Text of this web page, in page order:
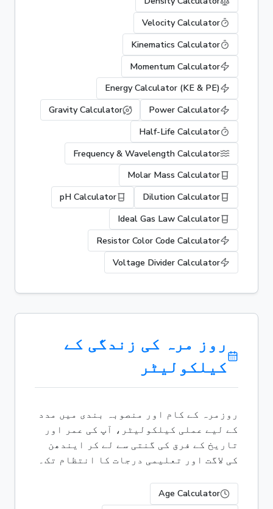
Velocity Calculator
Kinematics Calculator
Momentum Calculator
Energy Calculator (KE & PE)
Power Calculator
Gravity Calculator
Half-Life Calculator
Frequency & Wavelength Calculator
Molar Mass Calculator
Dilution Calculator
pH Calculator
Ideal Gas Law Calculator
Resistor Color Code Calculator
Voltage Divider Calculator
روز مرہ کی زندگی کے
کیلکولیٹر
روزمرہ کے کام اور منصوبہ بندی میں مدد
کے لیے عملی کیلکولیٹر، آپ کی عمر اور
تاریخ کے فرق کی گنتی سے لے کر ایندھن
کی لاگت اور تعلیمی درجات کا انتظام تک۔
Age Calculator